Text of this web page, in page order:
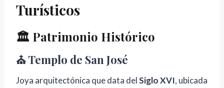
Turísticos
🏛️ Patrimonio Histórico
⛪ Templo de San José
Joya arquitectónica que data delSiglo XVI, ubicada